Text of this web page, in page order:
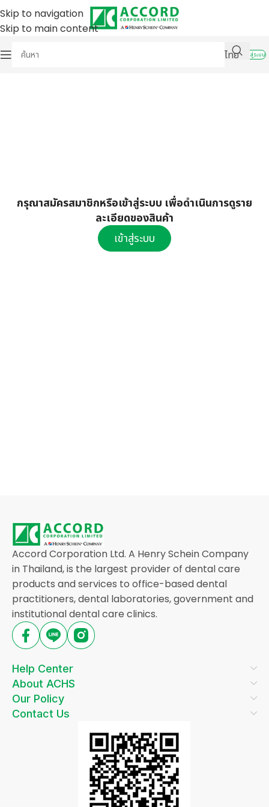
Skip to navigation
Skip to main content
ไทย
เข้าสู่ระบบ
กรุณาสมัครสมาชิกหรือเข้าสู่ระบบ เพื่อดำเนินการดูราย
ละเอียดของสินค้า
เข้าสู่ระบบ
Accord Corporation Ltd. A Henry Schein Company
in Thailand, is the largest provider of dental care
products and services to office-based dental
practitioners, dental laboratories, government and
institutional dental care clinics.
Help Center
About ACHS
Our Policy
Contact Us